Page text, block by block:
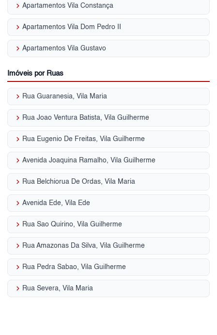
keyboard_arrow_right Apartamentos Vila Constança
keyboard_arrow_right Apartamentos Vila Dom Pedro II
keyboard_arrow_right Apartamentos Vila Gustavo
Imóveis por Ruas
keyboard_arrow_right Rua Guaranesia, Vila Maria
keyboard_arrow_right Rua Joao Ventura Batista, Vila Guilherme
keyboard_arrow_right Rua Eugenio De Freitas, Vila Guilherme
keyboard_arrow_right Avenida Joaquina Ramalho, Vila Guilherme
keyboard_arrow_right Rua Belchiorua De Ordas, Vila Maria
keyboard_arrow_right Avenida Ede, Vila Ede
keyboard_arrow_right Rua Sao Quirino, Vila Guilherme
keyboard_arrow_right Rua Amazonas Da Silva, Vila Guilherme
keyboard_arrow_right Rua Pedra Sabao, Vila Guilherme
keyboard_arrow_right Rua Severa, Vila Maria